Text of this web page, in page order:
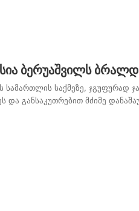
ბერუაშვილს
საქმეზე, ჯგუფურად
და განსაკუთრებით მძიმე